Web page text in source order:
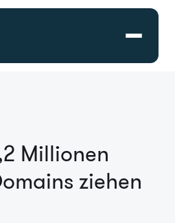
Millionen
ziehen